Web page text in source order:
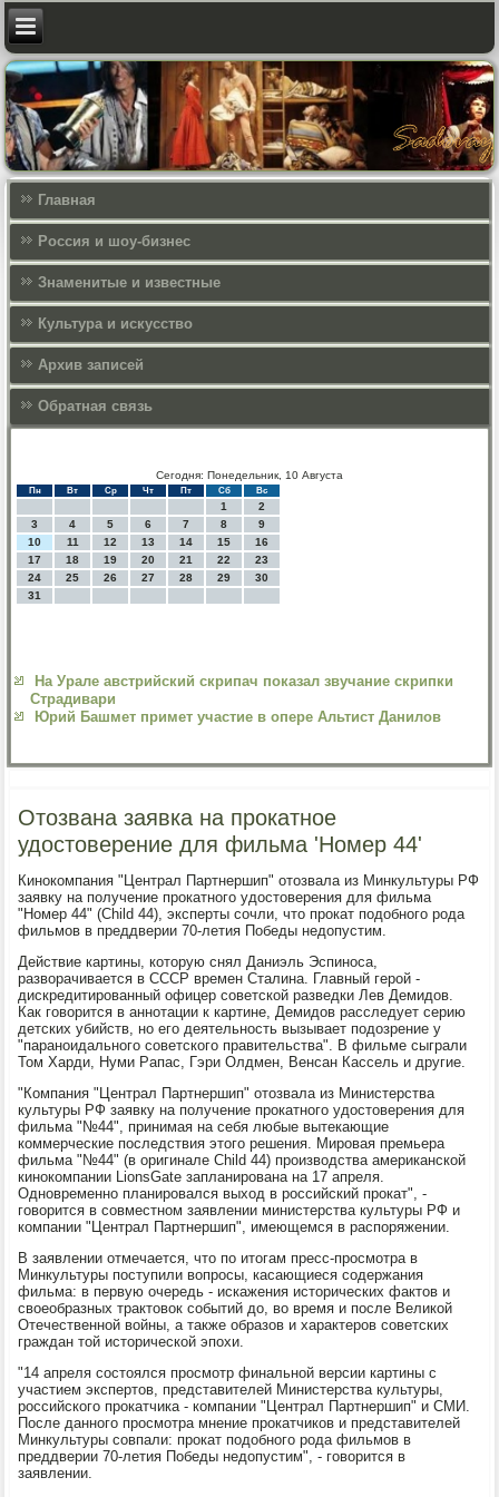
Главная
Россия и шоу-бизнес
Знаменитые и известные
Культура и искусcтво
Архив записей
Обратная связь
Сегодня: Понедельник, 10 Августа
Пн Вт Ср Чт Пт Сб Вс
1
2
3
4 5 6 7 8
9
10
11 12 13 14 15
16
17
18 19 20 21 22
23
24
25 26 27 28 29
30
31
На Урале австрийский скрипач показал звучание скрипки
Страдивари
Юрий Башмет примет участие в опере Альтист Данилов
Отозвана заявка на прокатное
удостоверение для фильма 'Номер 44'
Кинокомпания "Централ Партнершип" отозвала из Минкультуры РФ
заявку на получение прокатного удостоверения для фильма
"Номер 44" (Child 44), эксперты сочли, что прокат подобного рода
фильмов в преддверии 70-летия Победы недопустим.
Действие картины, которую снял Даниэль Эспиноса,
разворачивается в СССР времен Сталина. Главный герой -
дискредитированный офицер советской разведки Лев Демидов.
Как говорится в аннотации к картине, Демидов расследует серию
детских убийств, но его деятельность вызывает подозрение у
"параноидального советского правительства". В фильме сыграли
Том Харди, Нуми Рапас, Гэри Олдмен, Венсан Кассель и другие.
"Компания "Централ Партнершип" отозвала из Министерства
культуры РФ заявку на получение прокатного удостоверения для
фильма "№44", принимая на себя любые вытекающие
коммерческие последствия этого решения. Мировая премьера
фильма "№44" (в оригинале Child 44) производства американской
кинокомпании LionsGate запланирована на 17 апреля.
Одновременно планировался выход в российский прокат", -
говорится в совместном заявлении министерства культуры РФ и
компании "Централ Партнершип", имеющемся в распоряжении.
В заявлении отмечается, что по итогам пресс-просмотра в
Минкультуры поступили вопросы, касающиеся содержания
фильма: в первую очередь - искажения исторических фактов и
своеобразных трактовок событий до, во время и после Великой
Отечественной войны, а также образов и характеров советских
граждан той исторической эпохи.
"14 апреля состоялся просмотр финальной версии картины с
участием экспертов, представителей Министерства культуры,
российского прокатчика - компании "Централ Партнершип" и СМИ.
После данного просмотра мнение прокатчиков и представителей
Минкультуры совпали: прокат подобного рода фильмов в
преддверии 70-летия Победы недопустим", - говорится в
заявлении.